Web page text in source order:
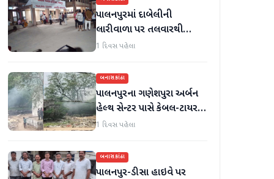
પાલનપુરમાં દાબેલીની
લારીવાળા પર તલવારથી
હુમલો: બે ઈજાગ્રસ્ત, આરોપી
1 દિવસ પહેલા
બનાસકાંઠા
પાલનપુરના ગણેશપુરા અર્બન
હેલ્થ સેન્ટર પાસે કેબલ-ટાયર
સળગાવાતા ફેલાયેલા ધુમાડાથી
1 દિવસ પહેલા
બનાસકાંઠા
પાલનપુર-ડીસા હાઇવે પર